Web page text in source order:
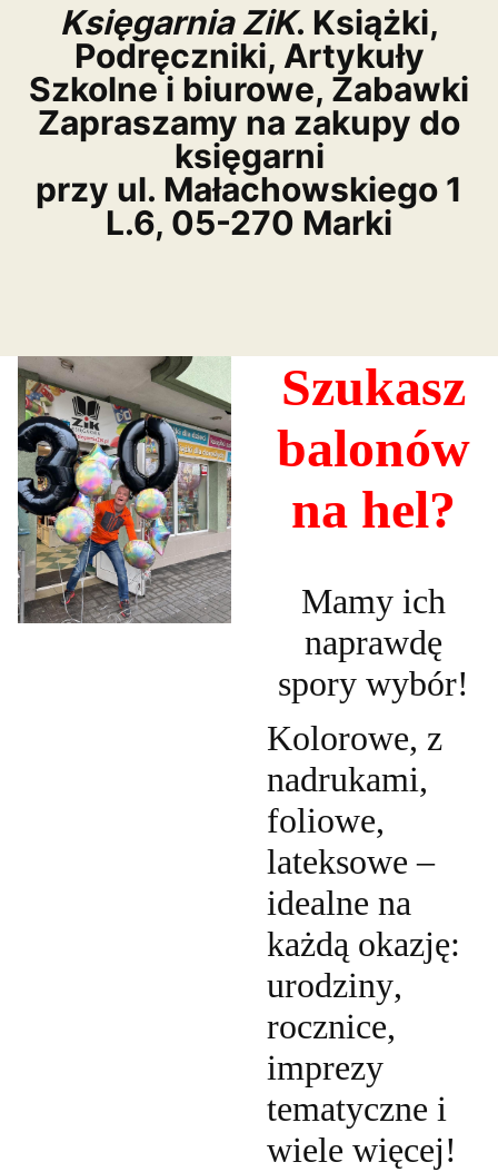
Księgarnia ZiK. Książki,
Podręczniki, Artykuły
Szkolne i biurowe, Zabawki
Zapraszamy na zakupy do
księgarni
przy ul. Małachowskiego 1
L.6, 05-270 Marki
Szukasz
balonów
na hel?
Mamy ich
naprawdę
spory wybór!
Kolorowe, z
nadrukami,
foliowe,
lateksowe –
idealne na
każdą okazję:
urodziny,
rocznice,
imprezy
tematyczne i
wiele więcej!